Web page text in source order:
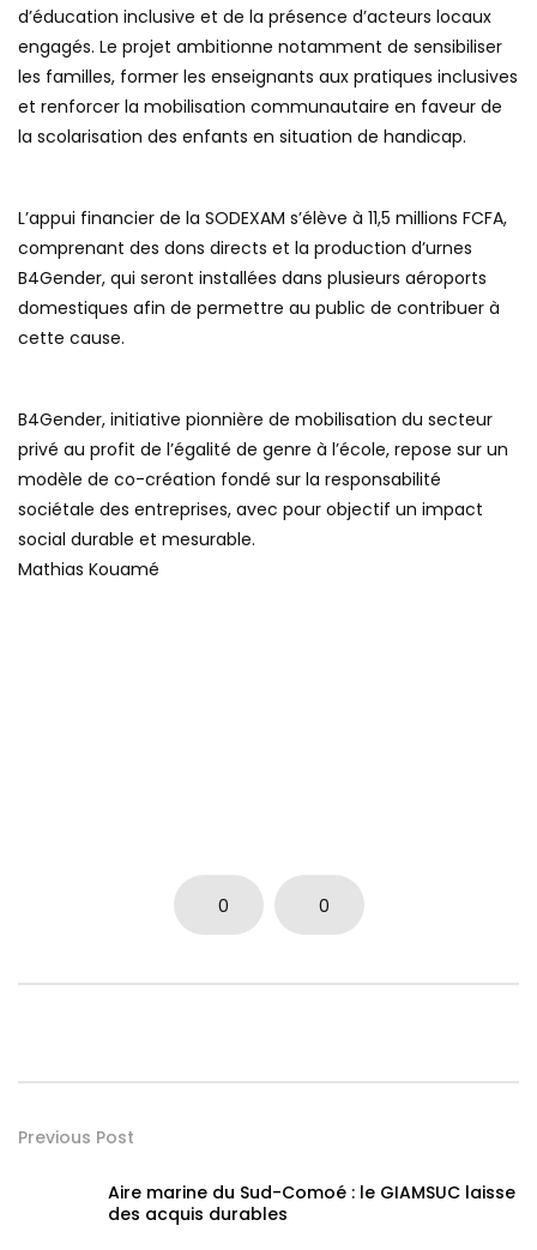
d’éducation inclusive et de la présence d’acteurs locaux
engagés. Le projet ambitionne notamment de sensibiliser
les familles, former les enseignants aux pratiques inclusives
et renforcer la mobilisation communautaire en faveur de
la scolarisation des enfants en situation de handicap.
L’appui financier de la SODEXAM s’élève à 11,5 millions FCFA,
comprenant des dons directs et la production d’urnes
B4Gender, qui seront installées dans plusieurs aéroports
domestiques afin de permettre au public de contribuer à
cette cause.
B4Gender, initiative pionnière de mobilisation du secteur
privé au profit de l’égalité de genre à l’école, repose sur un
modèle de co-création fondé sur la responsabilité
sociétale des entreprises, avec pour objectif un impact
social durable et mesurable.
Mathias Kouamé
0 0
Previous Post
Aire marine du Sud-Comoé : le GIAMSUC laisse
des acquis durables